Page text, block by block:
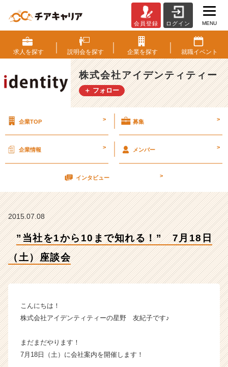
社
を
1
か
ら
1
知
7
月
談
会
イ
ィ
会員登録 ログイン MENU
求人を探す 説明会を探す 企業を探す 就職イベント
株式会社アイデンティティー
＋ フォロー
企業TOP > 募集 >
企業情報 > メンバー >
インタビュー >
2015.07.08
”当社を1から10まで知れる！” 7月18日
（土）座談会
こんにちは！
株式会社アイデンティティーの星野 友紀子です♪
まだまだやります！
7月18日（土）に会社案内を開催します！